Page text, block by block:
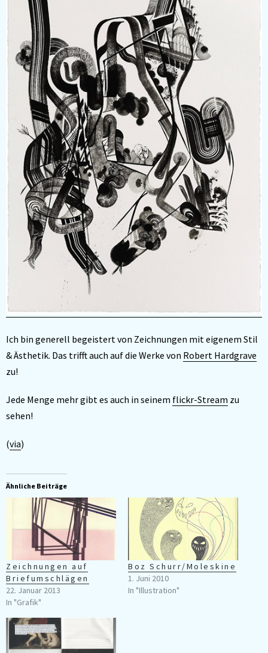
Ich bin generell begeistert von Zeichnungen mit eigenem Stil
& Ästhetik. Das trifft auch auf die Werke von Robert Hardgrave
zu!
Jede Menge mehr gibt es auch in seinem flickr-Stream zu
sehen!
(via)
Ähnliche Beiträge
Zeichnungen auf
Briefumschlägen
22. Januar 2013
In "Grafik"
Boz Schurr/Moleskine
1. Juni 2010
In "Illustration"